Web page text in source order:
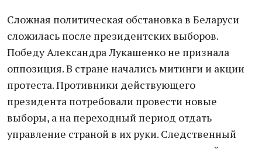
Сложная политическая обстановка в Беларуси
сложилась после президентских выборов.
Победу Александра Лукашенко не признала
оппозиция. В стране начались митинги и акции
протеста. Противники действующего
президента потребовали провести новые
выборы, а на переходный период отдать
управление страной в их руки. Следственный